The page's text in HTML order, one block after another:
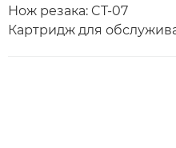
Нож резака: CT-07
Картридж для